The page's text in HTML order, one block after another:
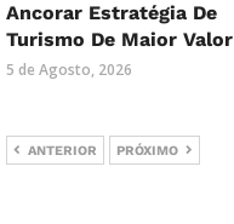
Ancorar Estratégia De
Turismo De Maior Valor
5 de Agosto, 2026
ANTERIOR PRÓXIMO